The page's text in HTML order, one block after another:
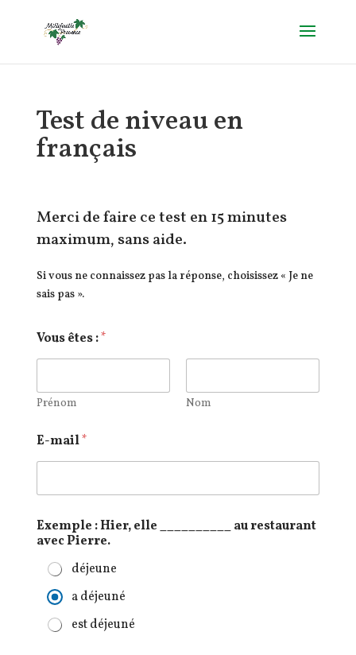
Test de niveau en
français
Merci de faire ce test en 15 minutes
maximum, sans aide.
Si vous ne connaissez pas la réponse, choisissez « Je ne
sais pas ».
Vous êtes :*
Prénom Nom
E-mail*
Exemple : Hier, elle __________ au restaurant
avec Pierre.
déjeune
a déjeuné
est déjeuné